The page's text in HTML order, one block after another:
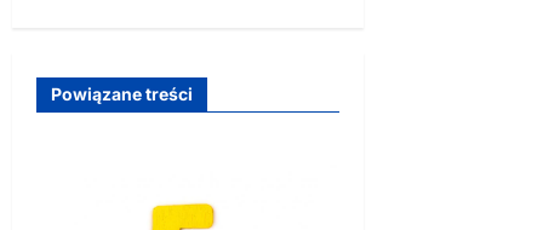
p
i
Powiązane treści